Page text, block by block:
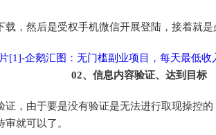
，然后是受权手机微信开展登陆，接着就是
02、信息内容验证、达到目标
，由于要是没有验证是无法进行取现操控
就可以了。